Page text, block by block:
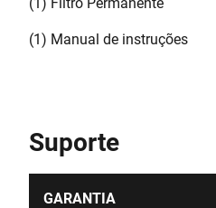
(1) Manual de instruções
Suporte
GARANTIA